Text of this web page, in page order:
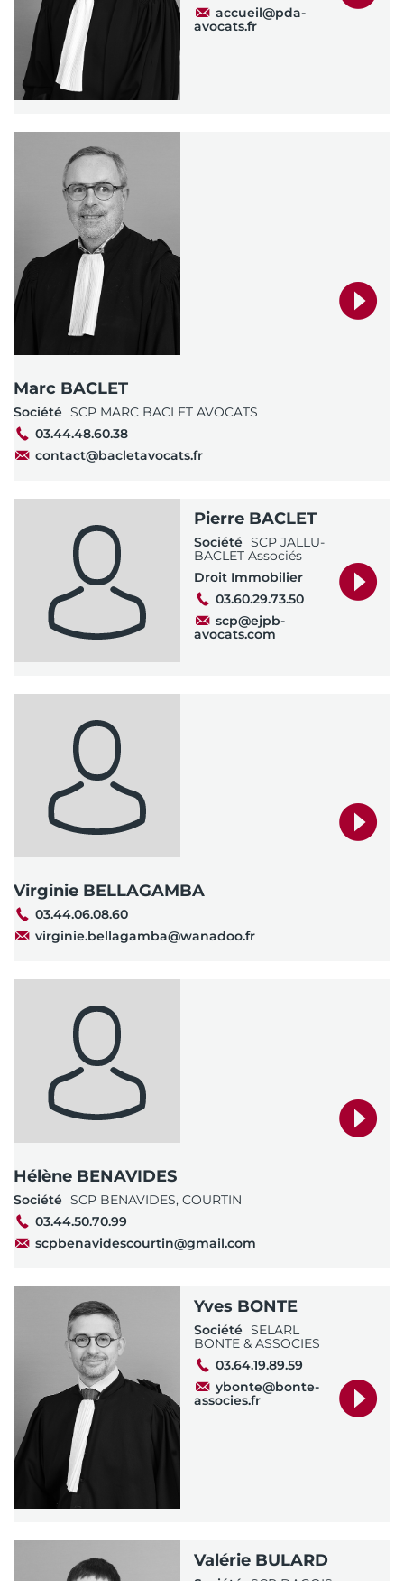
accueil@pda-
avocats.fr
Marc BACLET
Société SCP MARC BACLET AVOCATS
03.44.48.60.38
contact@bacletavocats.fr
Pierre BACLET
Société SCP JALLU-
BACLET Associés
Droit Immobilier
03.60.29.73.50
scp@ejpb-
avocats.com
Virginie BELLAGAMBA
03.44.06.08.60
virginie.bellagamba@wanadoo.fr
Hélène BENAVIDES
Société SCP BENAVIDES, COURTIN
03.44.50.70.99
scpbenavidescourtin@gmail.com
Yves BONTE
Société SELARL
BONTE & ASSOCIES
03.64.19.89.59
ybonte@bonte-
associes.fr
Valérie BULARD